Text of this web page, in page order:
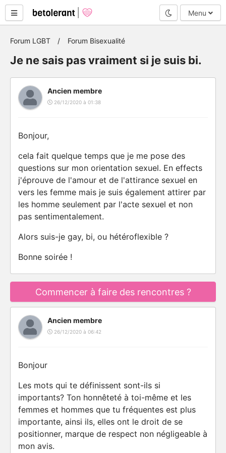
Mode nuit
Menu
Forum LGBT Forum Bisexualité
Je ne sais pas vraiment si je suis bi.
Ancien membre
26/12/2020 à 01:38
Bonjour,
cela fait quelque temps que je me pose des
questions sur mon orientation sexuel. En effects
j'éprouve de l'amour et de l'attirance sexuel en
vers les femme mais je suis également attirer par
les homme seulement par l'acte sexuel et non
pas sentimentalement.
Alors suis-je gay, bi, ou hétéroflexible ?
Bonne soirée !
Commencer à faire des rencontres ?
Ancien membre
26/12/2020 à 06:42
Bonjour
Les mots qui te définissent sont-ils si
importants? Ton honnêteté à toi-même et les
femmes et hommes que tu fréquentes est plus
importante, ainsi ils, elles ont le droit de se
positionner, marque de respect non négligeable à
mon avis.